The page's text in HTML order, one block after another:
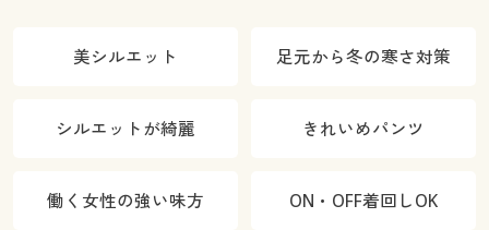
美シルエット 足元から冬の寒さ対策
シルエットが綺麗 きれいめパンツ
働く女性の強い味方 ON・OFF着回しOK